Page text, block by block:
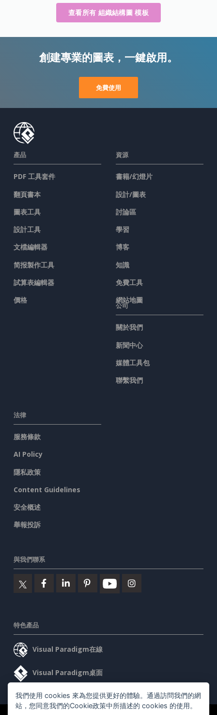
查看所有 組織結構圖 模板
創建專業的圖表，一鍵啟用。
免費使用
產品
PDF 工具套件
翻頁書本
圖表工具
設計工具
文檔編輯器
简报製作工具
試算表編輯器
價格
資源
書籍/幻燈片
設計/圖表
討論區
學習
博客
知識
免費工具
網站地圖
公司
關於我們
新聞中心
媒體工具包
聯繫我們
法律
服務條款
AI Policy
隱私政策
Content Guidelines
安全概述
舉報投訴
與我們聯系
特色產品
Visual Paradigm在線
Visual Paradigm桌面
我們使用 cookies 來為您提供更好的體驗。通過訪問我們的網
站，您同意我們的Cookie政策中所描述的 cookies 的使用。